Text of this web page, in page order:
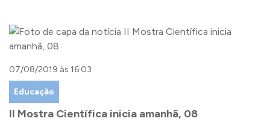
07/08/2019 às 16:03
Educação
II Mostra Científica inicia amanhã, 08